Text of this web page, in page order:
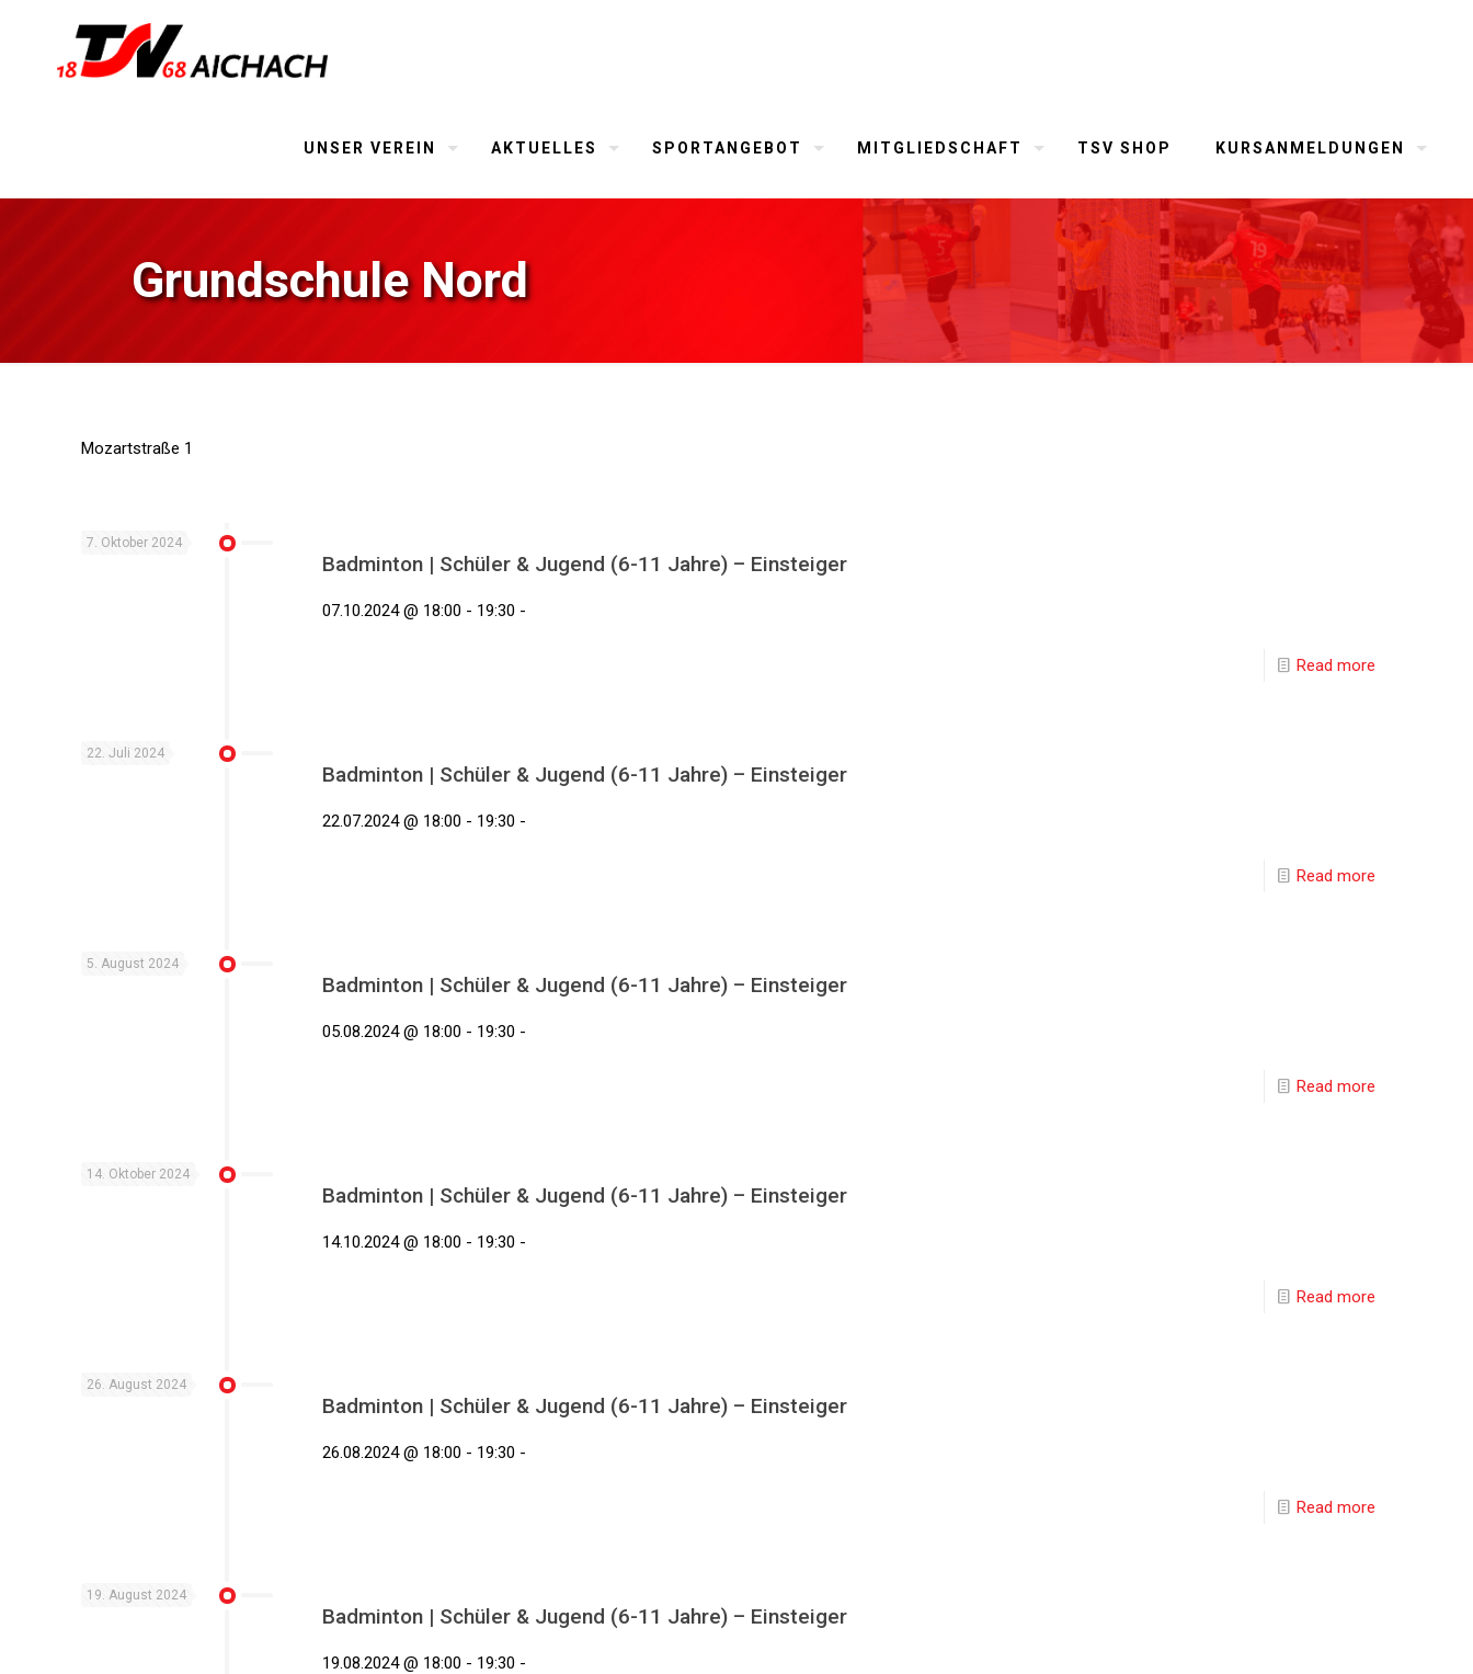
UNSER VEREIN AKTUELLES SPORTANGEBOT MITGLIEDSCHAFT TSV SHOP KURSANMELDUNGEN
Grundschule Nord
Mozartstraße 1
7. Oktober 2024
Badminton | Schüler & Jugend (6-11 Jahre) – Einsteiger
07.10.2024 @ 18:00 - 19:30 -
Read more
22. Juli 2024
Badminton | Schüler & Jugend (6-11 Jahre) – Einsteiger
22.07.2024 @ 18:00 - 19:30 -
Read more
5. August 2024
Badminton | Schüler & Jugend (6-11 Jahre) – Einsteiger
05.08.2024 @ 18:00 - 19:30 -
Read more
14. Oktober 2024
Badminton | Schüler & Jugend (6-11 Jahre) – Einsteiger
14.10.2024 @ 18:00 - 19:30 -
Read more
26. August 2024
Badminton | Schüler & Jugend (6-11 Jahre) – Einsteiger
26.08.2024 @ 18:00 - 19:30 -
Read more
19. August 2024
Badminton | Schüler & Jugend (6-11 Jahre) – Einsteiger
19.08.2024 @ 18:00 - 19:30 -